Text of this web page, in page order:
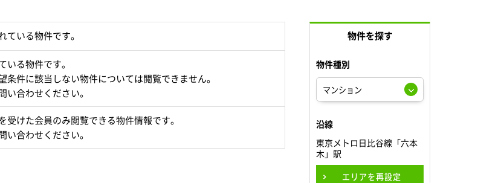
ている物件です。
いる物件です。
条件に該当しない物件については閲覧できません。
い合わせください。
受けた会員のみ閲覧できる物件情報です。
い合わせください。
物件を探す
物件種別
沿線
東京メトロ日比谷線「六本
木」駅
エリアを再設定